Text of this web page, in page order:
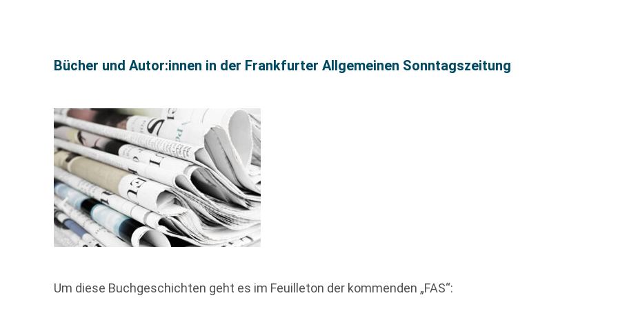
Bücher und Autor:innen in der Frankfurter Allgemeinen Sonntagszeitung
Um diese Buchgeschichten geht es im Feuilleton der kommenden „FAS“: